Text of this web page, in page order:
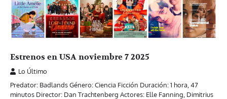
Estrenos en USA noviembre 7 2025
Lo Último
Predator: Badlands Género: Ciencia Ficción Duración: 1 hora, 47
minutos Director: Dan Trachtenberg Actores: Elle Fanning, Dimitrius